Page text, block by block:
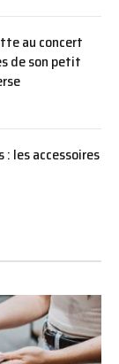
au concert
de son petit
les accessoires